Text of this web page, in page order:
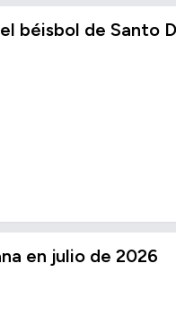
béisbol de Santo
en julio de 2026